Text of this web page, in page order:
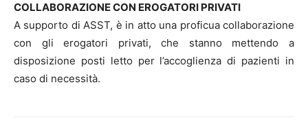
COLLABORAZIONE CON EROGATORI PRIVATI
A supporto di ASST, è in atto una proficua collaborazione
con gli erogatori privati, che stanno mettendo a
disposizione posti letto per l’accoglienza di pazienti in
caso di necessità.